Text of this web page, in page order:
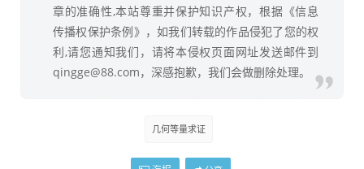
章的准确性,本站尊重并保护知识产权，根据《信息
传播权保护条例》，如我们转载的作品侵犯了您的权
利,请您通知我们，请将本侵权页面网址发送邮件到
qingge@88.com，深感抱歉，我们会做删除处理。
几何等量求证